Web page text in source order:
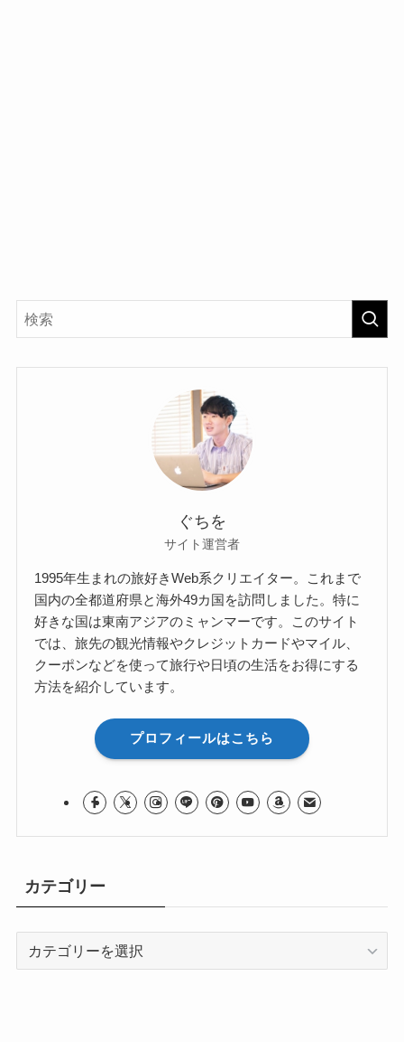
ぐちを
サイト運営者
1995年生まれの旅好きWeb系クリエイター。これまで
国内の全都道府県と海外49カ国を訪問しました。特に
好きな国は東南アジアのミャンマーです。このサイト
では、旅先の観光情報やクレジットカードやマイル、
クーポンなどを使って旅行や日頃の生活をお得にする
方法を紹介しています。
プロフィールはこちら
カテゴリー